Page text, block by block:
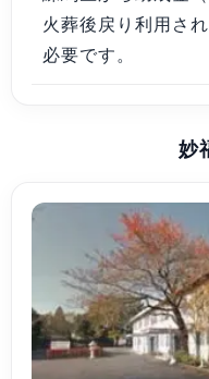
火葬後戻り利用さ
必要です。
妙